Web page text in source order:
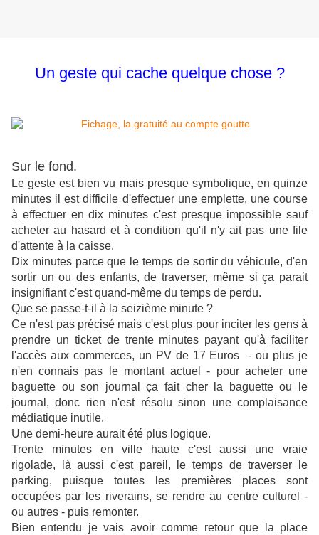
Un geste qui cache quelque chose ?
Sur le fond.
Le geste est bien vu mais presque symbolique, en quinze
minutes il est difficile d'effectuer une emplette, une course
à effectuer en dix minutes c'est presque impossible sauf
acheter au hasard et à condition qu'il n'y ait pas une file
d'attente à la caisse.
Dix minutes parce que le temps de sortir du véhicule, d'en
sortir un ou des enfants, de traverser, même si ça parait
insignifiant c'est quand-même du temps de perdu.
Que se passe-t-il à la seizième minute ?
Ce n'est pas précisé mais c'est plus pour inciter les gens à
prendre un ticket de trente minutes payant qu'à faciliter
l'accès aux commerces, un PV de 17 Euros - ou plus je
n'en connais pas le montant actuel - pour acheter une
baguette ou son journal ça fait cher la baguette ou le
journal, donc rien n'est résolu sinon une complaisance
médiatique inutile.
Une demi-heure aurait été plus logique.
Trente minutes en ville haute c'est aussi une vraie
rigolade, là aussi c'est pareil, le temps de traverser le
parking, puisque toutes les premières places sont
occupées par les riverains, se rendre au centre culturel -
ou autres - puis remonter.
Bien entendu je vais avoir comme retour que la place